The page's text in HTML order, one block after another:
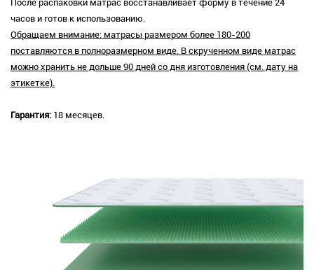
После распаковки матрас восстанавливает форму в течение 24
часов и готов к использованию.
Обращаем внимание: матрасы размером более 180-200
поставляются в полноразмерном виде. В скрученном виде матрас
можно хранить не дольше 90 дней со дня изготовления (см. дату на
этикетке).
Гарантия: 18 месяцев.